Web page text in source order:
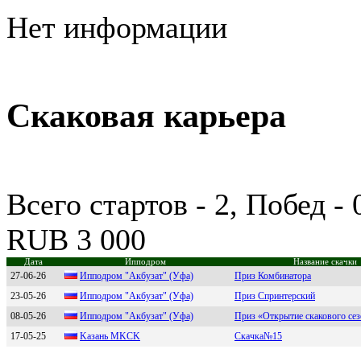
Нет информации
Скаковая карьера
Всего стартов - 2, Побед
RUB 3 000
Дата Ипподром Название скачки
27-06-26 Ипподром "Aкбузaт" (Уфa)
Приз Комбинатора
23-05-26
Ипподpом "Aкбузaт" (Уфa)
Приз Спринтерский
08-05-26
Ипподpом "Акбузат" (Уфа)
Приз «Открытие скакового
17-05-25
Kазань MKCK Скачка№15